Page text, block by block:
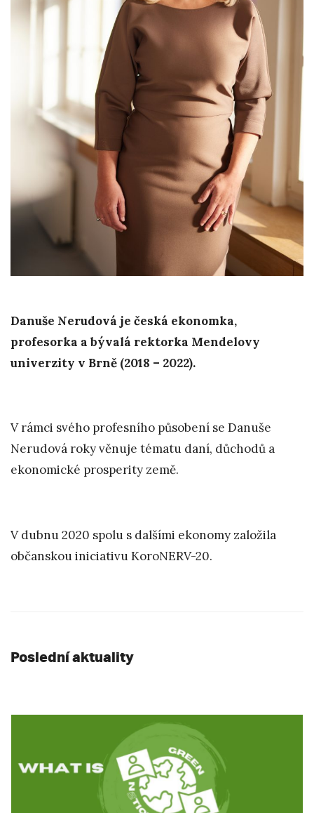
Danuše Nerudová je česká ekonomka,
profesorka a bývalá rektorka Mendelovy
univerzity v Brně (2018 – 2022).
V rámci svého profesního působení se Danuše
Nerudová roky věnuje tématu daní, důchodů a
ekonomické prosperity země.
V dubnu 2020 spolu s dalšími ekonomy založila
občanskou iniciativu KoroNERV-20.
Poslední aktuality